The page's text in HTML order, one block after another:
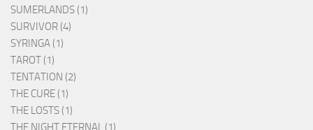
SUMERLANDS (1)
SURVIVOR (4)
SYRINGA (1)
TAROT (1)
TENTATION (2)
THE CURE (1)
THE LOSTS (1)
THE NIGHT ETERNAL (1)